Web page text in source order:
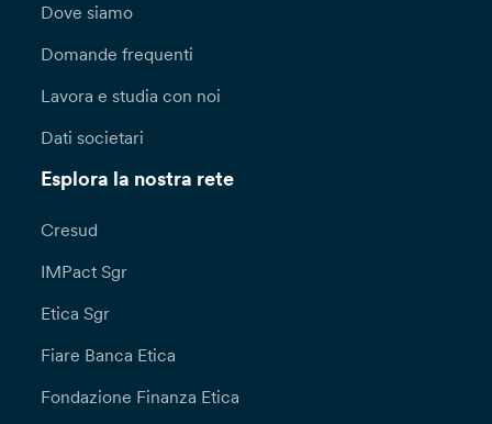
Dove siamo
Domande frequenti
Lavora e studia con noi
Dati societari
Esplora la nostra rete
Cresud
IMPact Sgr
Etica Sgr
Fiare Banca Etica
Fondazione Finanza Etica